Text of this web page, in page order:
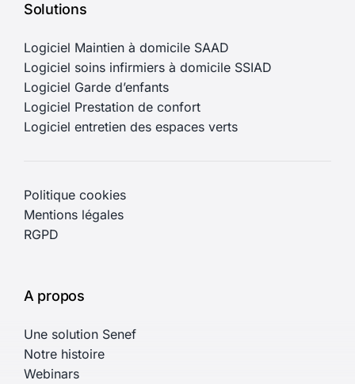
Solutions
Logiciel Maintien à domicile SAAD
Logiciel soins infirmiers à domicile SSIAD
Logiciel Garde d’enfants
Logiciel Prestation de confort
Logiciel entretien des espaces verts
Politique cookies
Mentions légales
RGPD
A propos
Une solution Senef
Notre histoire
Webinars